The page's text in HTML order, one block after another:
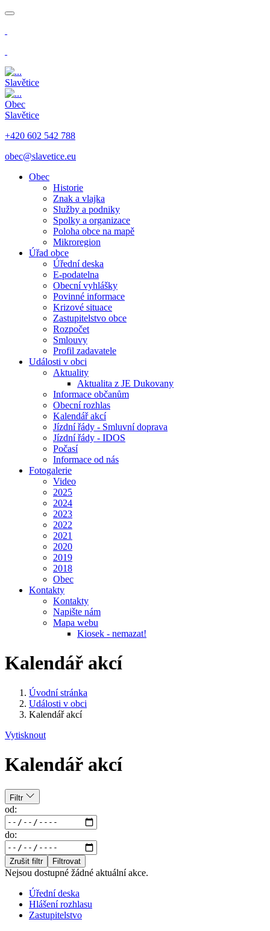
Slavětice
Obec
Slavětice
+420 602 542 788
obec@slavetice.eu
Obec
Historie
Znak a vlajka
Služby a podniky
Spolky a organizace
Poloha obce na mapě
Mikroregion
Úřad obce
Úřední deska
E-podatelna
Obecní vyhlášky
Povinné informace
Krizové situace
Zastupitelstvo obce
Rozpočet
Smlouvy
Profil zadavatele
Události v obci
Aktuality
Aktualita z JE Dukovany
Informace občanům
Obecní rozhlas
Kalendář akcí
Jízdní řády - Smluvní doprava
Jízdní řády - IDOS
Počasí
Informace od nás
Fotogalerie
Video
2025
2024
2023
2022
2021
2020
2019
2018
Obec
Kontakty
Kontakty
Napište nám
Mapa webu
Kiosek - nemazat!
Kalendář akcí
Úvodní stránka
Události v obci
Kalendář akcí
Vytisknout
Kalendář akcí
Filtr
od:
do:
Zrušit filtr Filtrovat
Nejsou dostupné žádné aktuální akce.
Úřední deska
Hlášení rozhlasu
Zastupitelstvo